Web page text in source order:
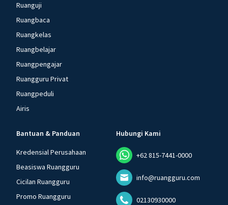
Ruanguji
Ruangbaca
Ruangkelas
Ruangbelajar
Ruangpengajar
Ruangguru Privat
Ruangpeduli
Airis
Bantuan & Panduan
Kredensial Perusahaan
Beasiswa Ruangguru
Cicilan Ruangguru
Promo Ruangguru
Hubungi Kami
+62 815-7441-0000
info@ruangguru.com
02130930000